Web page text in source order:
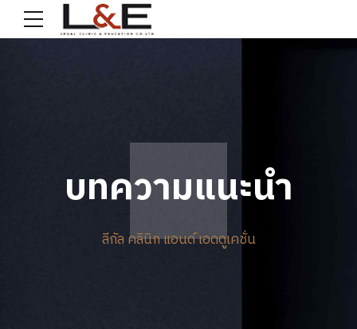
บทความแนะนำ
ลีกัล คลินิก แอนด์ เอดดูเคชั่น